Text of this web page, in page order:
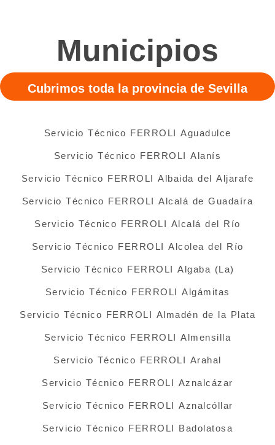
Municipios
Cubrimos toda la provincia de Sevilla
Servicio Técnico FERROLI Aguadulce
Servicio Técnico FERROLI Alanís
Servicio Técnico FERROLI Albaida del Aljarafe
Servicio Técnico FERROLI Alcalá de Guadaíra
Servicio Técnico FERROLI Alcalá del Río
Servicio Técnico FERROLI Alcolea del Río
Servicio Técnico FERROLI Algaba (La)
Servicio Técnico FERROLI Algámitas
Servicio Técnico FERROLI Almadén de la Plata
Servicio Técnico FERROLI Almensilla
Servicio Técnico FERROLI Arahal
Servicio Técnico FERROLI Aznalcázar
Servicio Técnico FERROLI Aznalcóllar
Servicio Técnico FERROLI Badolatosa